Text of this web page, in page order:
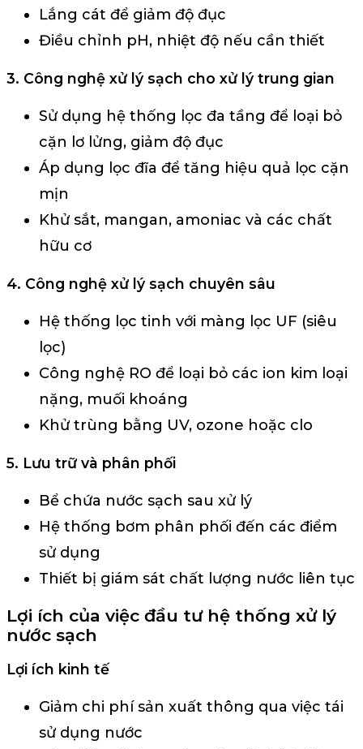
Lắng cát để giảm độ đục
Điều chỉnh pH, nhiệt độ nếu cần thiết
3. Công nghệ xử lý sạch cho xử lý trung gian
Sử dụng hệ thống lọc đa tầng để loại bỏ
cặn lơ lửng, giảm độ đục
Áp dụng lọc đĩa để tăng hiệu quả lọc cặn
mịn
Khử sắt, mangan, amoniac và các chất
hữu cơ
4. Công nghệ xử lý sạch chuyên sâu
Hệ thống lọc tinh với màng lọc UF (siêu
lọc)
Công nghệ RO để loại bỏ các ion kim loại
nặng, muối khoáng
Khử trùng bằng UV, ozone hoặc clo
5. Lưu trữ và phân phối
Bể chứa nước sạch sau xử lý
Hệ thống bơm phân phối đến các điểm
sử dụng
Thiết bị giám sát chất lượng nước liên tục
Lợi ích của việc đầu tư hệ thống xử lý
nước sạch
Lợi ích kinh tế
Giảm chi phí sản xuất thông qua việc tái
sử dụng nước